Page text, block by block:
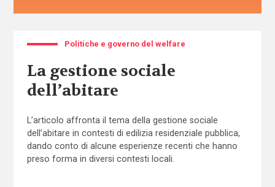
Politiche e governo del welfare
La gestione sociale
dell’abitare
L’articolo affronta il tema della gestione sociale
dell’abitare in contesti di edilizia residenziale pubblica,
dando conto di alcune esperienze recenti che hanno
preso forma in diversi contesti locali.